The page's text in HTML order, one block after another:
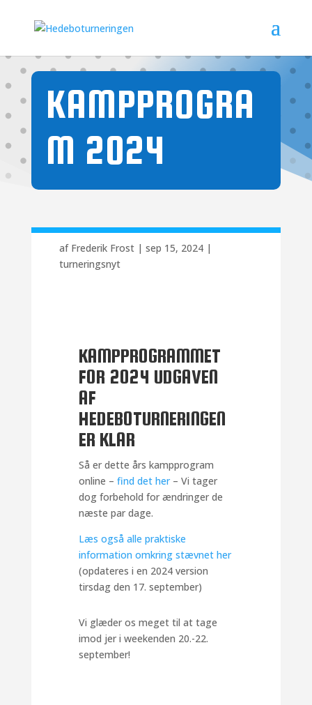
KAMPPROGRA
M 2024
af Frederik Frost| sep 15, 2024|
turneringsnyt
KAMPPROGRAMMET
FOR 2024 UDGAVEN
AF
HEDEBOTURNERINGEN
ER KLAR
Så er dette års kampprogram
online – find det her– Vi tager
dog forbehold for ændringer de
næste par dage.
Læs også alle praktiske
information omkring stævnet her
(opdateres i en 2024 version
tirsdag den 17. september)
Vi glæder os meget til at tage
imod jer i weekenden 20.-22.
september!